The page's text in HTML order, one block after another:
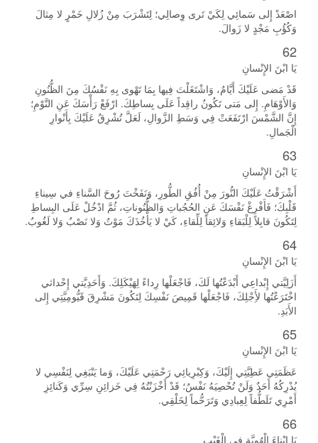
اصْعَدْ إِلى سَمائِي لِكَيْ تَرى وِصالِي؛ لِتَشْرَبَ مِنْ زُلالِ خَمْرٍ لا مِثالَ
وَكُؤُبِ مَجْدٍ لا زَوالَ.
62
يَا ابْنَ الإِنْسانِ
قَدْ مَضى عَلَيْكَ أَيَّامٌ، وَاشْتَغَلْتَ فِيها بِمَا تَهْوى بِهِ نَفْسُكَ مِنَ الظُّنُونِ
وَالأَوْهَامِ. إِلى مَتى تَكُونُ راقِداً عَلَى بِساطِكَ. ارْفَعْ رَأْسَكَ عَنِ النَّوْمِ؛
إِنَّ الشَّمْسَ ارْتَفَعَتْ فِي وَسَطِ الزَّوالِ، لَعَلَّ تُشْرِقُ عَلَيْكَ بِأَنْوارِ
الْجَمالِ.
63
يَا ابْنَ الإِنْسانِ
أَشْرَقْتُ عَلَيْكَ النُّورَ مِنْ أُفُقِ الطُّورِ، وَنَفَخْتَ رُوحَ السَّناءِ في سِيناءِ
قَلْبِكَ؛ فَأَفْرِغْ نَفْسَكَ عَنِ الحُجُباتِ وَالظُّنُوناتِ، ثُمَّ ادْخُلْ عَلَى البِساطِ
لِتَكُونَ قابِلاً لِلْبَقاءِ وَلائِقاً لِلِّقاءِ، كَيْ لا يَأْخُذَكَ مَوْتٌ وَلا نَصْبٌ وَلا لَغُوبٌ.
64
يَا ابْنَ الإِنْسانِ
أَزَلِيَّتي إِبْداعِي أَبْدَعْتُها لَكَ، فَاجْعَلْها رِداءً لِهَيْكَلِكَ. وَأَحَدِيَّتي إِحْداثي
اخْتَرَعْتُها لأَِجْلِكَ، فَاجْعَلْها قَمِيصَ نَفْسِكَ لِتَكُونَ مَشْرِقَ قَيُّومِيَّتِي إِلى
الأَبَدِ.
65
يَا ابْنَ الإِنْسانِ
عَظَمَتِي عَطِيَّتِي إِلَيْكَ، وَكِبْرِيائِي رَحْمَتِي عَلَيْكَ، وَما يَنْبَغِي لِنَفْسِي لا
يُدْرِكُهُ أَحَدٌ وَلَنْ تُحْصِيَهُ نَفْسٌ؛ قَدْ أَخْزَنْتُهُ فِي خَزائِنِ سِرِّي وَكَنائِزِ
أَمْرِي تَلَطُّفاً لِعِبادِي وَتَرَحُّماً لِخَلْقِي.
66
يَا ابْناءَ الْهُوِيَّةِ فِي الْغَيْبِ